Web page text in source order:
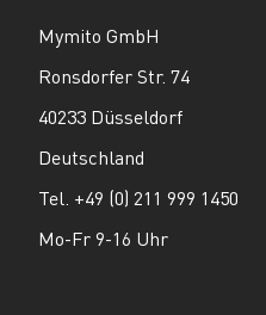
Mymito GmbH
Ronsdorfer Str. 74
40233 Düsseldorf
Deutschland
Tel. +49 (0) 211 999 1450
Mo-Fr 9-16 Uhr